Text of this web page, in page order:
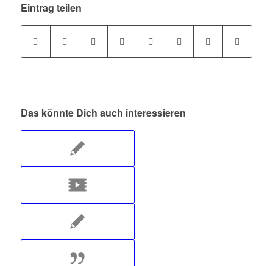
Eintrag teilen
Das könnte Dich auch interessieren